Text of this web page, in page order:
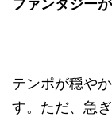
ファンタジー
テンポが穏や
す。ただ、急